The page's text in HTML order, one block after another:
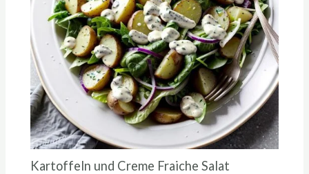
Kartoffeln und Creme Fraiche Salat